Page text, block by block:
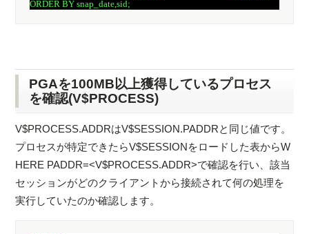
PGAを100MB以上獲得しているプロセス
を確認(V$PROCESS)
V$PROCESS.ADDRはV$SESSION.PADDRと同じ値です。
プロセスが特定できたらV$SESSIONをロードした表からW
HERE PADDR=<V$PROCESS.ADDR>で確認を行い、該当
セッションがどのクライアントから接続されて何の処理を
実行していたのか確認します。